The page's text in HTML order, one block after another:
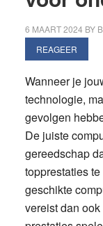
6 MAART 2024 BY
REAGEER
Wanneer je
technologie,
gevolgen
De juiste
gereedschap
topprestaties
geschikte
vereist dan